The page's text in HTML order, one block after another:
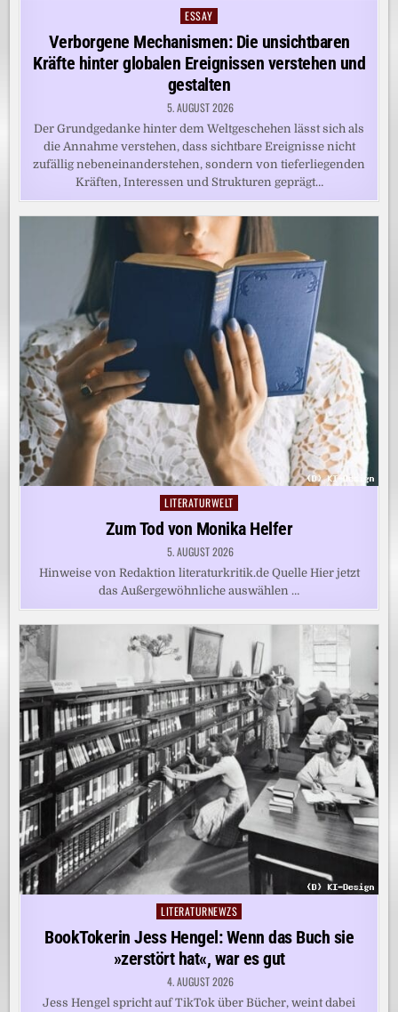
Posted
in
ESSAY
Verborgene Mechanismen: Die unsichtbaren
Kräfte hinter globalen Ereignissen verstehen und
gestalten
5. AUGUST 2026
Der Grundgedanke hinter dem Weltgeschehen lässt sich als
die Annahme verstehen, dass sichtbare Ereignisse nicht
zufällig nebeneinanderstehen, sondern von tieferliegenden
Kräften, Interessen und Strukturen geprägt…
Posted
in
LITERATURWELT
Zum Tod von Monika Helfer
5. AUGUST 2026
Hinweise von Redaktion literaturkritik.de Quelle Hier jetzt
das Außergewöhnliche auswählen …
Posted
LITERATURNEWZS
BookTokerin Jess Hengel: Wenn das Buch sie
»zerstört hat«, war es gut
4. AUGUST 2026
Jess Hengel spricht auf TikTok über Bücher, weint dabei